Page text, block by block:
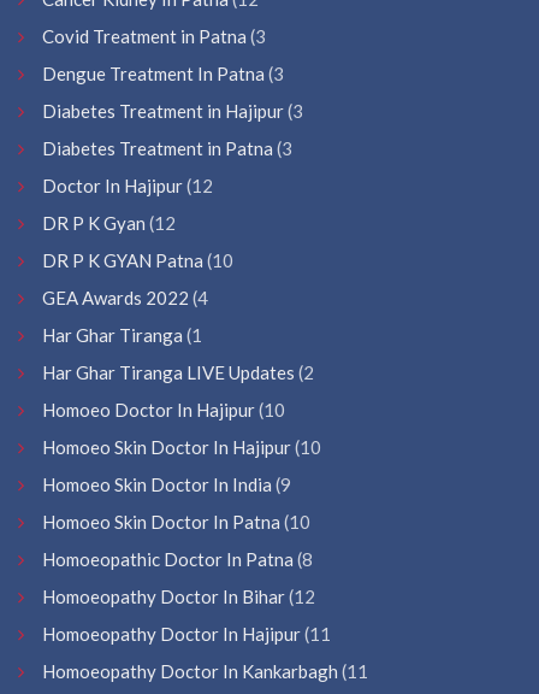
Covid Treatment in Patna (3
Dengue Treatment In Patna (3
Diabetes Treatment in Hajipur(3
Diabetes Treatment in Patna (3
Doctor In Hajipur(12
DR P K Gyan (12
DR P K GYAN Patna (10
GEA Awards 2022 (4
Har Ghar Tiranga (1
Har Ghar Tiranga LIVE Updates (2
Homoeo Doctor In Hajipur(10
Homoeo Skin Doctor In Hajipur(10
Homoeo Skin Doctor In India (9
Homoeo Skin Doctor In Patna (10
Homoeopathic Doctor In Patna (8
Homoeopathy Doctor In Bihar(12
Homoeopathy Doctor In Hajipur(11
Homoeopathy Doctor In Kankarbagh (11